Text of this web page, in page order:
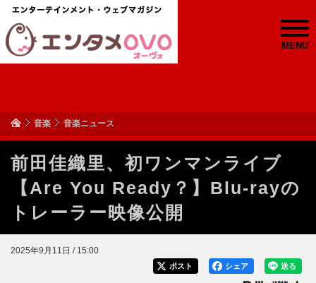
MENU
音楽 音楽ニュース
前田佳織里、初ワンマンライブ
【Are You Ready？】Blu-rayの
トレーラー映像公開
2025年9月11日 / 15:00
送る
シェア
ポスト